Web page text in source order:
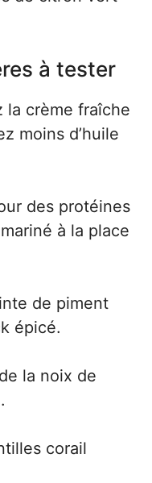
à tester
la crème fraîche
moins d’huile
des protéines
à la place
de piment
épicé.
la noix de
corail